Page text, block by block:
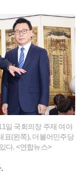
일 국회의장 주재 여야
표(왼쪽), 더불어민주당
다. <연합뉴스>